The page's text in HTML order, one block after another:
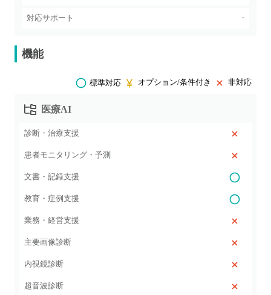
対応サポート -
機能
標準対応 オプション/条件付き 非対応
医療AI
診断・治療支援
患者モニタリング・予測
文書・記録支援
教育・症例支援
業務・経営支援
主要画像診断
内視鏡診断
超音波診断